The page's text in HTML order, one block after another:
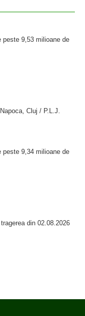
peste 9,53 milioane de
Cluj / P.L.J.
peste 9,34 milioane de
din 02.08.2026